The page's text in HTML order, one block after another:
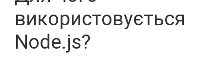
використовується
Node.js?